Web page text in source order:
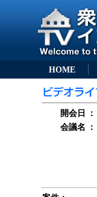
HOME
開会日 ：
会議名
：